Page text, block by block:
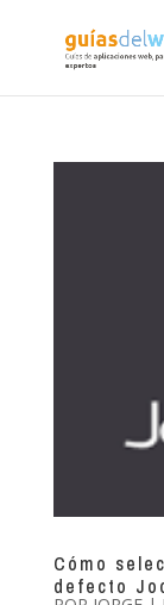
Cómo
defecto